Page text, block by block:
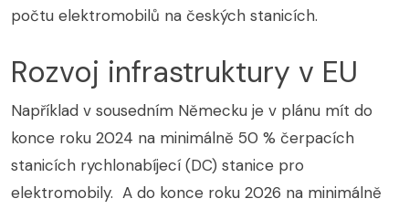
počtu elektromobilů na českých stanicích.
Rozvoj infrastruktury v EU
Například v sousedním Německu je v plánu mít do
konce roku 2024 na minimálně 50 % čerpacích
stanicích rychlonabíjecí (DC) stanice pro
elektromobily. A do konce roku 2026 na minimálně